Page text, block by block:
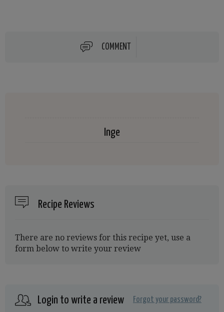
COMMENT
Inge
Recipe Reviews
There are no reviews for this recipe yet, use a
form below to write your review
Login to write a review Forgot your password?